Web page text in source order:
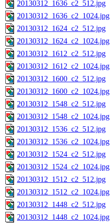
20130312_1636_c2_512.jpg
20130312_1636_c2_1024.jpg
20130312_1624_c2_512.jpg
20130312_1624_c2_1024.jpg
20130312_1612_c2_512.jpg
20130312_1612_c2_1024.jpg
20130312_1600_c2_512.jpg
20130312_1600_c2_1024.jpg
20130312_1548_c2_512.jpg
20130312_1548_c2_1024.jpg
20130312_1536_c2_512.jpg
20130312_1536_c2_1024.jpg
20130312_1524_c2_512.jpg
20130312_1524_c2_1024.jpg
20130312_1512_c2_512.jpg
20130312_1512_c2_1024.jpg
20130312_1448_c2_512.jpg
20130312_1448_c2_1024.jpg